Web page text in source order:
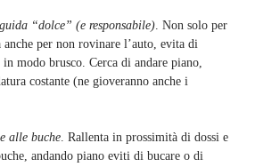
“dolce” (e responsabile). Non solo per
anche per non rovinare l’auto, evita di
in modo brusco. Cerca di andare piano,
costante (ne gioveranno anche i
alle buche. Rallenta in prossimità di dossi e
andando piano eviti di bucare o di